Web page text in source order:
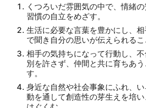
くつろいだ雰囲気の中で、情緒
習慣の自立をめざす。
生活に必要な言葉を豊かにし、
で聞き自分の思いが伝えられるこ
相手の気持ちになって行動し、
別を許さず、仲間と共に育ちあ
す。
身近な自然や社会事象にふれ、
動を通して創造性の芽生えを培